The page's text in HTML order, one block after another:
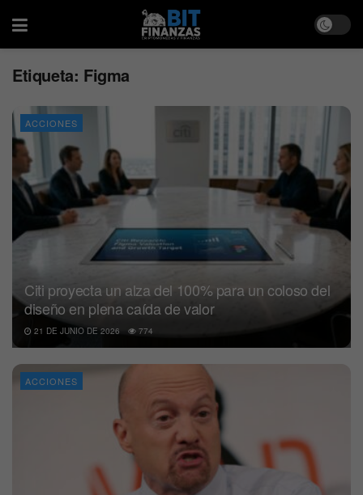
Etiqueta: Figma
ACCIONES
Citi proyecta un alza del 100% para un coloso del
diseño en plena caída de valor
21 DE JUNIO DE 2026 774
ACCIONES